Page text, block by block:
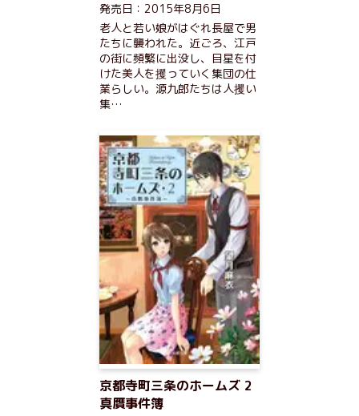
発売日：2015年8月6日
老人と若い娘がはぐれ長屋で男
たちに襲われた。近ごろ、江戸
の街に頻繁に出没し、目星を付
けた美人を攫っていく集団の仕
業らしい。源九郎たちは人攫い
集…
京都寺町三条のホームズ 2
真贋事件簿